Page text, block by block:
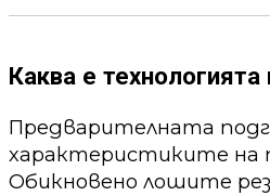
Каква е
Предварителната
характеристиките на
Обикновено лошите